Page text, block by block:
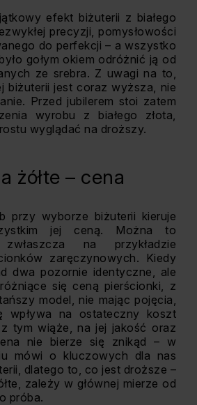
efekt biżuterii z białego
precyzji, pomysłowości
do perfekcji – a wszystko
gołym okiem odróżnić ją od
ze srebra. Z uwagi na to,
biżuterii jest coraz wyższa, nie
Przed jubilerem stoi zatem
wyrobu z białego złota,
wyglądać na droższy.
żółte – cena
przy wyborze biżuterii kieruje
jej ceną. Można to
zwłaszcza na przykładzie
zaręczynowych. Kiedy
dwa pozornie identyczne, ale
się ceną pierścionki, z
model, nie mając pojęcia,
wpływa na ostateczny koszt
tym wiąże, na jej jakość oraz
nie bierze się znikąd – w
mówi o kluczowych dla nas
dlatego to, co jest droższe –
zależy w głównej mierze od
próba.